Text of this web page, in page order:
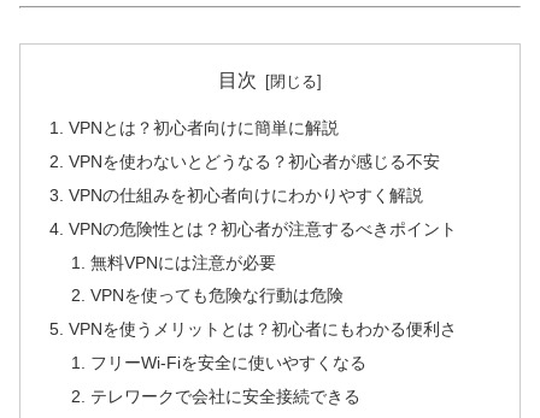
目次
VPNとは？初心者向けに簡単に解説
VPNを使わないとどうなる？初心者が感じる不安
VPNの仕組みを初心者向けにわかりやすく解説
VPNの危険性とは？初心者が注意するべきポイント
無料VPNには注意が必要
VPNを使っても危険な行動は危険
VPNを使うメリットとは？初心者にもわかる便利さ
フリーWi-Fiを安全に使いやすくなる
テレワークで会社に安全接続できる